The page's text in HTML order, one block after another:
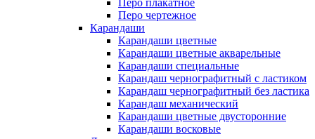
Перо плакатное
Перо чертежное
Карандаши
Карандаши цветные
Карандаши цветные акварельные
Карандаши специальные
Карандаш чернографитный с ластиком
Карандаш чернографитный без ластика
Карандаш механический
Карандаши цветные двусторонние
Карандаши восковые